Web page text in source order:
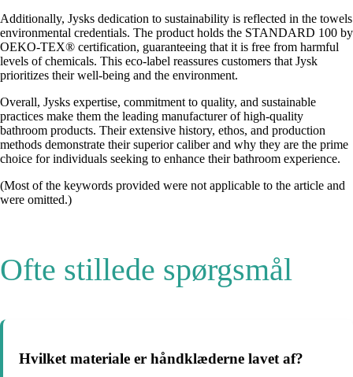
Additionally, Jysks dedication to sustainability is reflected in the towels
environmental credentials. The product holds the STANDARD 100 by
OEKO-TEX® certification, guaranteeing that it is free from harmful
levels of chemicals. This eco-label reassures customers that Jysk
prioritizes their well-being and the environment.
Overall, Jysks expertise, commitment to quality, and sustainable
practices make them the leading manufacturer of high-quality
bathroom products. Their extensive history, ethos, and production
methods demonstrate their superior caliber and why they are the prime
choice for individuals seeking to enhance their bathroom experience.
(Most of the keywords provided were not applicable to the article and
were omitted.)
Ofte stillede spørgsmål
Hvilket materiale er håndklæderne lavet af?